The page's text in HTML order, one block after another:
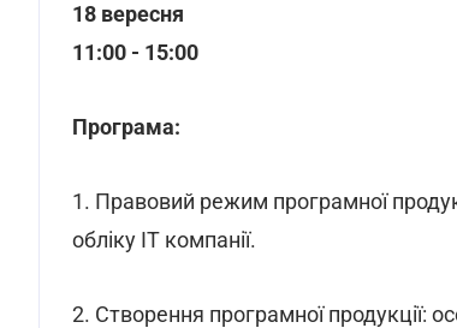
18 вересня
11:00 - 15:00
Програма:
1. Правовий режим програмної
обліку IT компанії.
2. Створення програмної продукції: